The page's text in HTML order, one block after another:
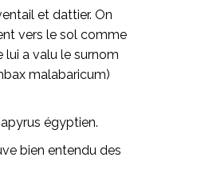
et dattier. On
vers le sol comme
lui a valu le surnom
malabaricum)
égyptien.
bien entendu des